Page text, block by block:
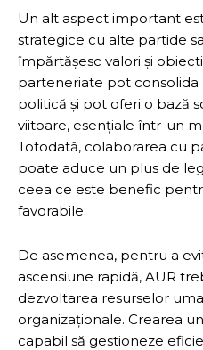
Un alt aspect important
strategice cu alte partide
împărtășesc valori și
parteneriate pot consolida
politică și pot oferi o bază
viitoare, esențiale într-un
Totodată, colaborarea cu
poate aduce un plus de
ceea ce este benefic
favorabile.
De asemenea, pentru a
ascensiune rapidă, AUR
dezvoltarea resurselor
organizaționale. Crearea
capabil să gestioneze